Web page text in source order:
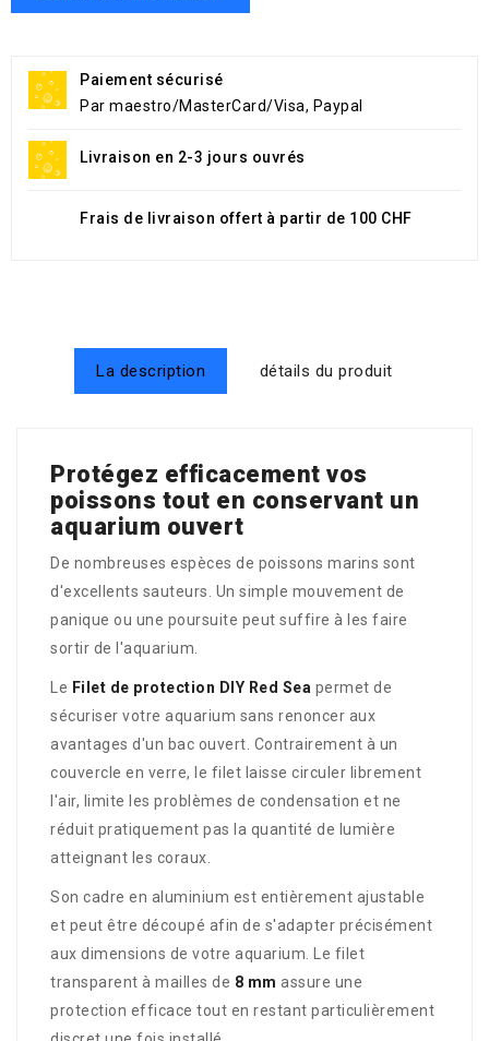
Paiement sécurisé
Par maestro/MasterCard/Visa, Paypal
Livraison en 2-3 jours ouvrés
Frais de livraison offert à partir de 100 CHF
La description détails du produit
Protégez efficacement vos
poissons tout en conservant un
aquarium ouvert
De nombreuses espèces de poissons marins sont
d'excellents sauteurs. Un simple mouvement de
panique ou une poursuite peut suffire à les faire
sortir de l'aquarium.
Le Filet de protection DIY Red Sea permet de
sécuriser votre aquarium sans renoncer aux
avantages d'un bac ouvert. Contrairement à un
couvercle en verre, le filet laisse circuler librement
l'air, limite les problèmes de condensation et ne
réduit pratiquement pas la quantité de lumière
atteignant les coraux.
Son cadre en aluminium est entièrement ajustable
et peut être découpé afin de s'adapter précisément
aux dimensions de votre aquarium. Le filet
transparent à mailles de 8 mm assure une
protection efficace tout en restant particulièrement